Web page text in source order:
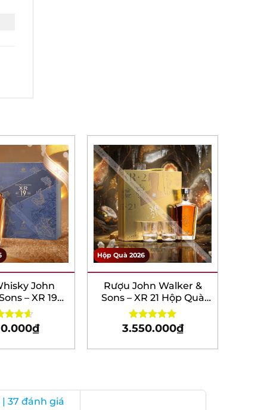
John
– XR 19
quà tết
4.60 ₫
Hộp Quà 2026
Rượu John Walker &
Sons – XR 21 Hộp Quà
Tết 2026
Rated5.00
3.550.000₫
đánh giá